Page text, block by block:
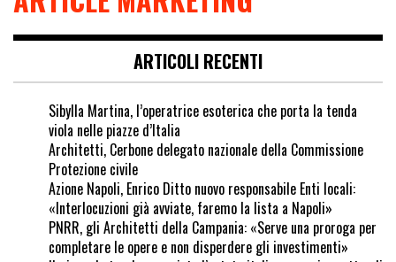
ARTICOLI RECENTI
Sibylla Martina, l’operatrice esoterica che porta la tenda
viola nelle piazze d’Italia
Architetti, Cerbone delegato nazionale della Commissione
Protezione civile
Azione Napoli, Enrico Ditto nuovo responsabile Enti locali:
«Interlocuzioni già avviate, faremo la lista a Napoli»
PNRR, gli Architetti della Campania: «Serve una proroga per
completare le opere e non disperdere gli investimenti»